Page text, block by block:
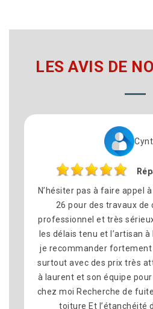
LES AVIS DE
couverture
et
des clients
et
encore
réaliser
de la
Nous avons
pour le
commune
satisfait du
équipe
délais ont
propre à